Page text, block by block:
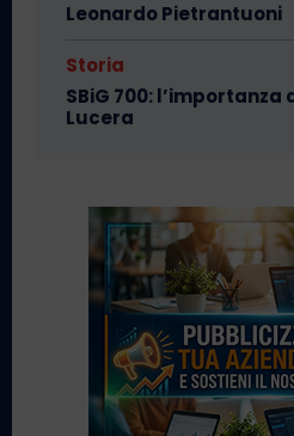
Leonardo Pietrantuoni
Storia
SBiG 700: l’importanza
Lucera